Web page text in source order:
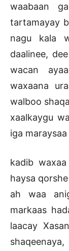
waabaan
tartamayay
nagu kala
daalinee,
wacan
waxaana
walboo
xaalkaygu
iga
kadib
haysa
ah waa
markaas
laacay